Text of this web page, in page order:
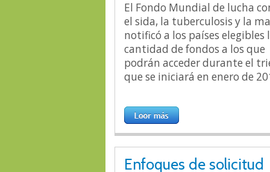
El Fondo Mundial de lucha
el sida, la tuberculosis y la
notificó a los países elegibles
cantidad de fondos a los que
podrán acceder durante el
que se iniciará en enero de
Enfoques de solicitud